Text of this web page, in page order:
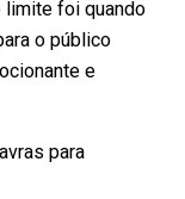
limite foi quando
o público
e
para